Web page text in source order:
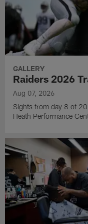
GALLERY
Raiders 2026
Aug 07, 2026
Sights from day 8 of
Heath Performance